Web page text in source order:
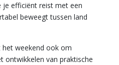
je efficiënt reist met een
beweegt tussen land
weekend ook om
ontwikkelen van praktische